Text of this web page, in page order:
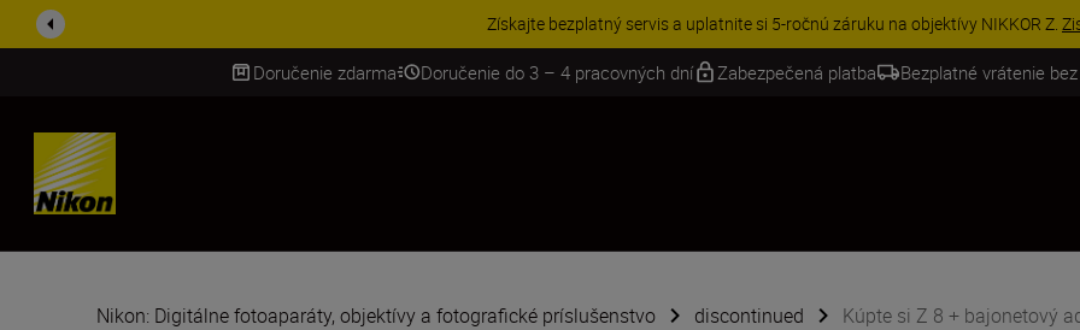
Získajte bezplatný servis a uplatnite si 5-ročnú záruku na objektívy NIKKOR Z.
Doručenie zdarma Doručenie do 3 – 4 pracovných dní Zabezpečená platba Bezplatné vrátenie
SKIP
Nikon: Digitálne fotoaparáty, objektívy a fotografické príslušenstvo discontinued Kúpte si Z 8 + bajonetový